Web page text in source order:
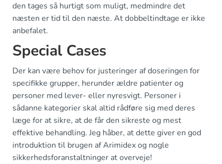
den tages så hurtigt som muligt, medmindre det
næsten er tid til den næste. At dobbeltindtage er ikke
anbefalet.
Special Cases
Der kan være behov for justeringer af doseringen for
specifikke grupper, herunder ældre patienter og
personer med lever- eller nyresvigt. Personer i
sådanne kategorier skal altid rådføre sig med deres
læge for at sikre, at de får den sikreste og mest
effektive behandling. Jeg håber, at dette giver en god
introduktion til brugen af Arimidex og nogle
sikkerhedsforanstaltninger at overveje!